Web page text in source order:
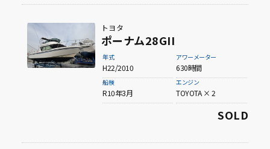
トヨタ
ポーナム28GII
年式
H22/2010
アワーメーター
630時間
船検
R10年3月
エンジン
TOYOTA × 2
SOLD